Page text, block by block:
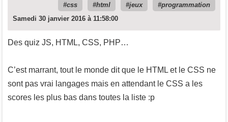
css
html jeux
programmation
Samedi 30 janvier 2016 à 11:58:00
Des quiz JS, HTML, CSS, PHP…
C’est marrant, tout le monde dit que le HTML et le CSS ne
sont pas vrai langages mais en attendant le CSS a les
scores les plus bas dans toutes la liste :p